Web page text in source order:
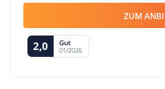
ZUM
2,0 Gut
01/2026